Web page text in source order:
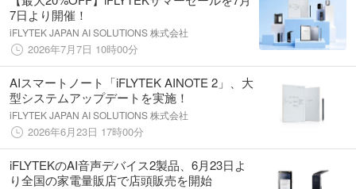
7日より開催！
iFLYTEK JAPAN AI SOLUTIONS 株式会社
2026年7月7日 10時00分
AIスマートノート「iFLYTEK AINOTE 2」、大
型システムアップデートを実施！
iFLYTEK JAPAN AI SOLUTIONS 株式会社
2026年6月23日 17時00分
iFLYTEKのAI音声デバイス2製品、6月23日よ
り全国の家電量販店で店頭販売を開始